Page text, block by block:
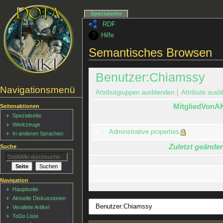
RDF
Hilfe
Semantisches Browsen
Benutzer:Chiamssy
Attributgruppen ausblenden Attribute
Adminstrative properties
Zuletzt
Navigationsmenü
Spezialseite
Seitenaktionen
Spezialseite
Werkzeuge
In anderen Sprachen
Suche
Navigation
Hauptseite
Aktuelle Diskussionen
Veraltete Artikel
ToDo Liste